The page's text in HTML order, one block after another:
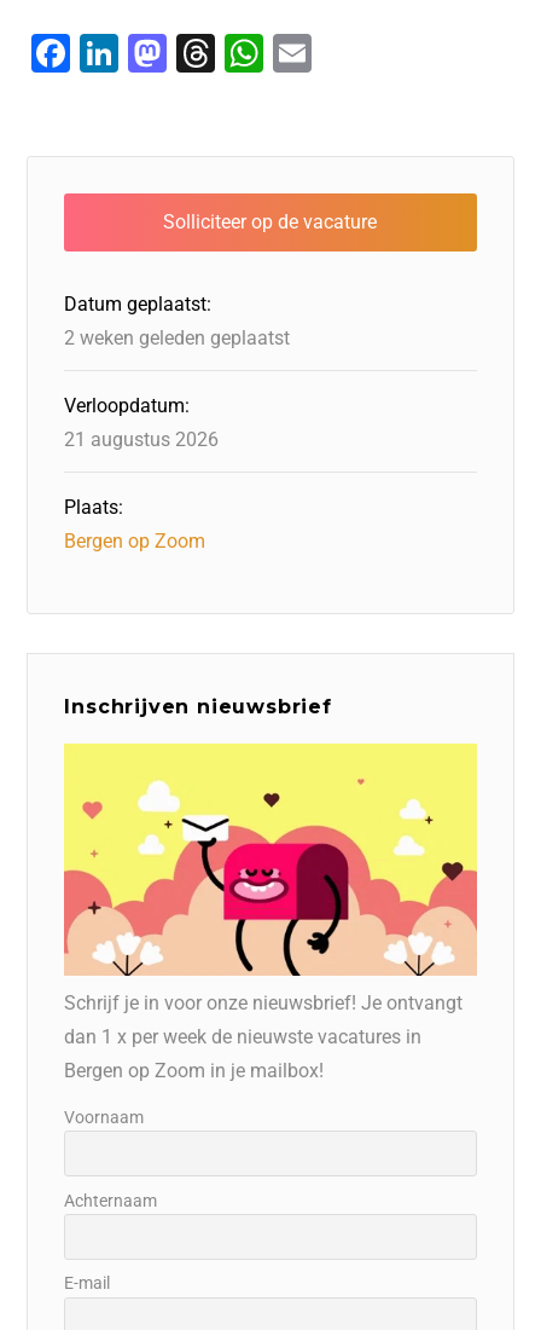
F
e
b
o
o
k
Li
e
dI
n
M
o
d
o
n
T
a
d
s
W
s
A
p
l
Datum geplaatst:
2 weken geleden geplaatst
Verloopdatum:
21 augustus 2026
Plaats:
Bergen op Zoom
Inschrijven nieuwsbrief
Schrijf je in voor onze nieuwsbrief! Je ontvangt
dan 1 x per week de nieuwste vacatures in
Bergen op Zoom in je mailbox!
Voornaam
Achternaam
E-mail